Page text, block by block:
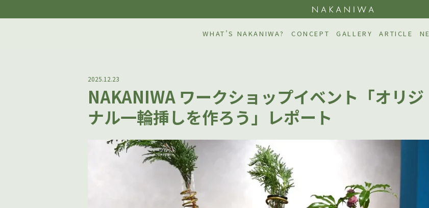
WHAT’S NAKANIWA? CONCEPT GALLERY ARTICLE
2025.12.23
NAKANIWA ワークショップイベント「オリジ
ナル一輪挿しを作ろう」レポート